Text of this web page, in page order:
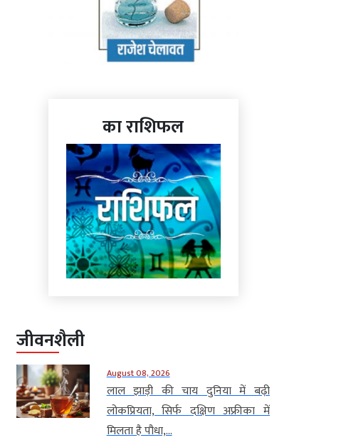
का राशिफल
जीवनशैली
August 08, 2026
लाल झाड़ी की चाय दुनिया में बढ़ी
लोकप्रियता, सिर्फ दक्षिण अफ्रीका में
मिलता है पौधा,...